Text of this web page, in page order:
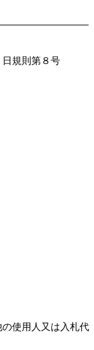
規則第８号
使用人又は入札代